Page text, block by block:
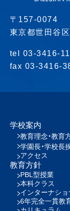
〒157-0074
東京都世田谷
tel 03-3416-
fax 03-3416-
学校案内
教育理念・教育
学園長・学校長
アクセス
教育方針
PBL型授業
本科クラス
インターナシ
6年完全一貫教